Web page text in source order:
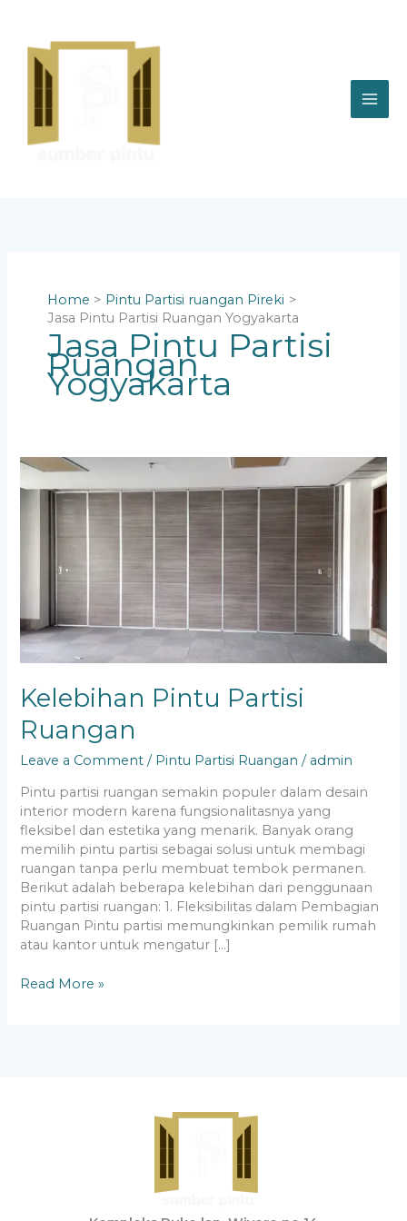
content
Home
Pintu Partisi ruangan Pireki
Jasa Pintu Partisi Ruangan Yogyakarta
Jasa Pintu Partisi
Ruangan
Yogyakarta
Kelebihan Pintu Partisi
Ruangan
Leave a Comment / Pintu Partisi Ruangan / admin
Pintu partisi ruangan semakin populer dalam desain
interior modern karena fungsionalitasnya yang
fleksibel dan estetika yang menarik. Banyak orang
memilih pintu partisi sebagai solusi untuk membagi
ruangan tanpa perlu membuat tembok permanen.
Berikut adalah beberapa kelebihan dari penggunaan
pintu partisi ruangan: 1. Fleksibilitas dalam Pembagian
Ruangan Pintu partisi memungkinkan pemilik rumah
atau kantor untuk mengatur […]
Kelebihan
Pintu
Partisi
Read More »